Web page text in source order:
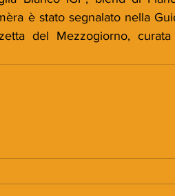
è stato segnalato nella
del Mezzogiorno,